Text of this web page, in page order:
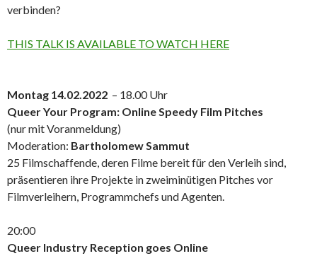
verbinden?
THIS TALK IS AVAILABLE TO WATCH HERE
Montag 14.02.2022 – 18.00 Uhr
Queer Your Program: Online Speedy Film Pitches
(nur mit Voranmeldung)
Moderation: Bartholomew Sammut
25 Filmschaffende, deren Filme bereit für den Verleih sind,
präsentieren ihre Projekte in zweiminütigen Pitches vor
Filmverleihern, Programmchefs und Agenten.
20:00
Queer Industry Reception goes Online